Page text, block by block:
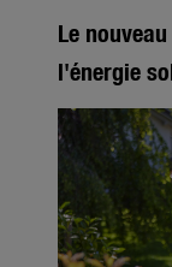
Le
l'énergie